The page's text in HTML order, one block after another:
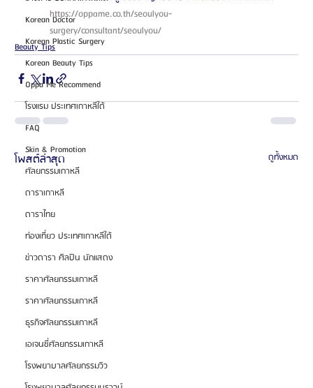
Korean Doctor
Korean Plastic Surgery
Korean Beauty Tips
Oppa Me Recommend
โรงแรม ประเทศเกาหลีใต้
FAQ
Skin & Promotion
ศัลยกรรมเกาหลี
ดาราเกาหลี
ดาราไทย
ท่องเที่ยว ประเทศเกาหลีใต้
ข่าวดารา ศิลปิน นักแสดง
ราคาศัลยกรรมเกาหลี
ราคาศัลยกรรมเกาหลี
ธุรกิจศัลยกรรมเกาหลี
เอเจนซี่ศัลยกรรมเกาหลี
โรงพยาบาลศัลยกรรมวิว
https://oppame.co.th/seoulyou-
surgery/consultant/seoulyou/
Beauty Tips
โพสต์ล่าสุด ดูทั้งหมด